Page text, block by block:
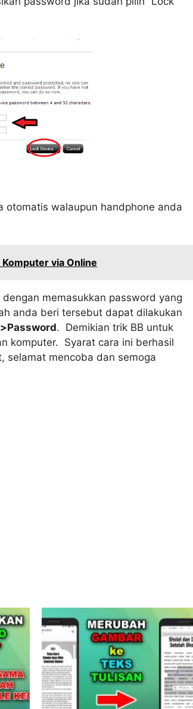
otomatis walaupun handphone anda
via Online
memasukkan password yang
anda beri tersebut dapat dilakukan
. Demikian trik BB untuk
komputer. Syarat cara ini berhasil
selamat mencoba dan semoga